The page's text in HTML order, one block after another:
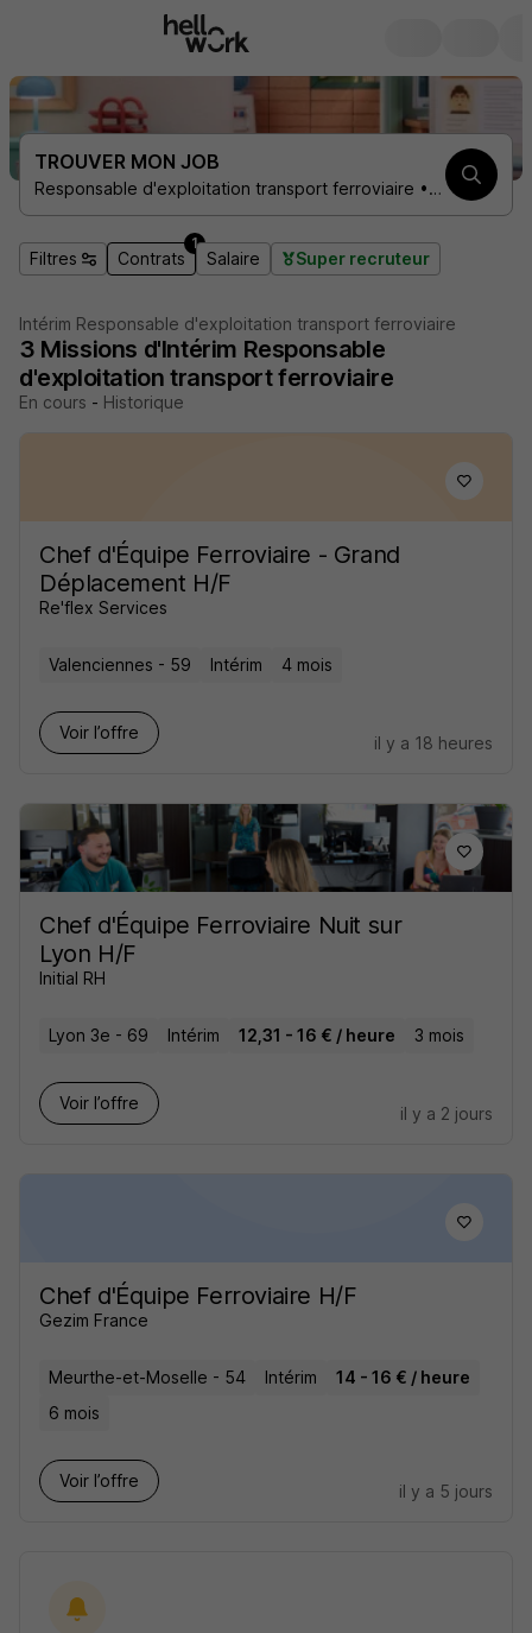
TROUVER MON JOB
Responsable d'exploitation transport ferroviaire • 1 contrat
Filtres Contrats
1
Salaire Super recruteur
Intérim Responsable d'exploitation transport ferroviaire
3 Missions d'Intérim Responsable
d'exploitation transport ferroviaire
En cours - Historique
Chef d'Équipe Ferroviaire - Grand
Déplacement H/F
Re'flex Services
Valenciennes - 59 Intérim 4 mois
Voir l’offre
il y a 18 heures
Chef d'Équipe Ferroviaire Nuit sur
Lyon H/F
Initial RH
Lyon 3e - 69 Intérim 12,31 - 16 € / heure 3 mois
Voir l’offre
il y a 2 jours
Chef d'Équipe Ferroviaire H/F
Gezim France
Meurthe-et-Moselle - 54 Intérim
14 - 16 € / heure
6 mois
Voir l’offre
il y a 5 jours